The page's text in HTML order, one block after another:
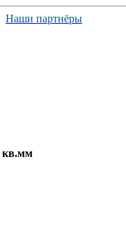
Наши партнёры
кв.мм